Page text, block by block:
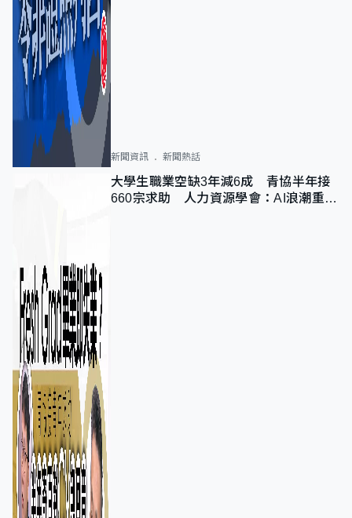
新聞資訊 新聞熱話
大學生職業空缺3年減6成 青協半年接
660宗求助 人力資源學會：AI浪潮重整